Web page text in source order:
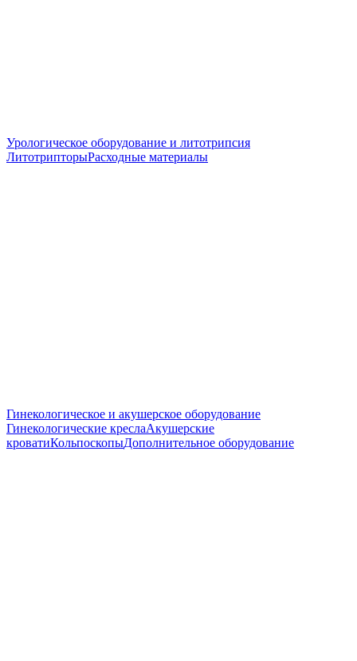
Урологическое оборудование и литотрипсия
ЛитотрипторыРасходные материалы
Гинекологическое и акушерское оборудование
Гинекологические креслаАкушерские
кроватиКольпоскопыДополнительное оборудование